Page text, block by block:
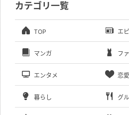
カテゴリ一覧
TOP エ
マンガ フ
エンタメ 恋愛
暮らし グ